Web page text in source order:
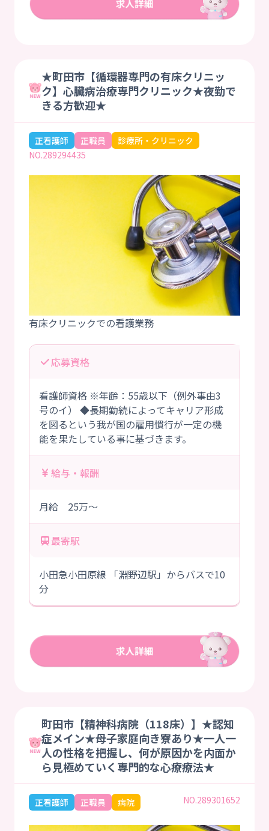
★町田市【循環器専門の有床クリニッ
ク】心臓病治療専門クリニック★夜勤で
きる方歓迎★
正看護師 正職員
診療所・クリニック
NO.289294435
応募資格
看護師資格 ※年齢：55歳以下（例外事由3
号のイ） ◆長期勤続によってキャリア形成
を図るという我が国の雇用慣行が一定の機
能を果たしている事に基づきます。
給与・報酬
月給 25万～
最寄駅
小田急小田原線 「淵野辺駅」からバスで10
分
町田市【精神科病院（118床）】★認知
症メイン★母子家庭向き寮あり★一人一
人の性格を把握し、何が原因かを内面か
ら見極めていく専門的な心療療法★
正看護師 正職員 病院 NO.289301652